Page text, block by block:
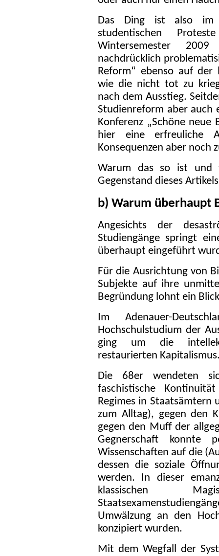
Das Ding ist also im
studentischen
Wintersemester
nachdrücklich
Reform“ ebenso auf der
wie die nicht tot zu
nach dem Ausstieg.
Studienreform aber auch
Konferenz „Schöne
hier eine erfreuliche
Konsequenzen aber noch
Warum das so ist und
Gegenstand dieses
b) Warum
Angesichts der
Studiengänge springt
überhaupt eingeführt
Für die Ausrichtung von
Subjekte auf ihre
Begründung lohnt ein
Im Adenauer-
Hochschulstudium der
ging um die
restaurierten
Die 68er wendeten
faschistische
Regimes in Staatsämtern
zum Alltag), gegen den
gegen den Muff der
Gegnerschaft konnte
Wissenschaften auf die
dessen die soziale
werden. In dieser
klassischen
Umwälzung an den
konzipiert wurden.
Mit dem Wegfall der